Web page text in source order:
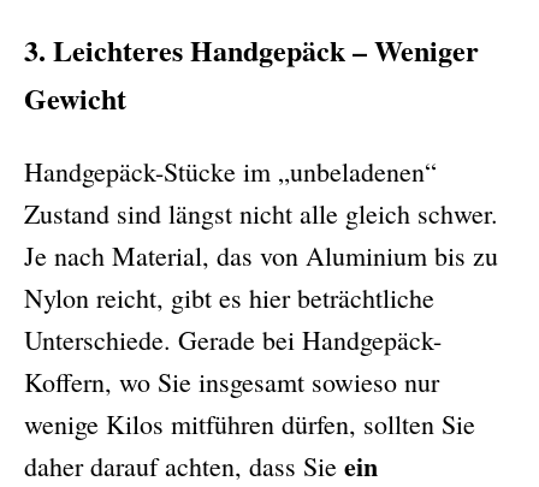
3. Leichteres Handgepäck – Weniger
Gewicht
Handgepäck-Stücke im „unbeladenen“
Zustand sind längst nicht alle gleich schwer.
Je nach Material, das von Aluminium bis zu
Nylon reicht, gibt es hier beträchtliche
Unterschiede. Gerade bei Handgepäck-
Koffern, wo Sie insgesamt sowieso nur
wenige Kilos mitführen dürfen, sollten Sie
daher darauf achten, dass Sie ein